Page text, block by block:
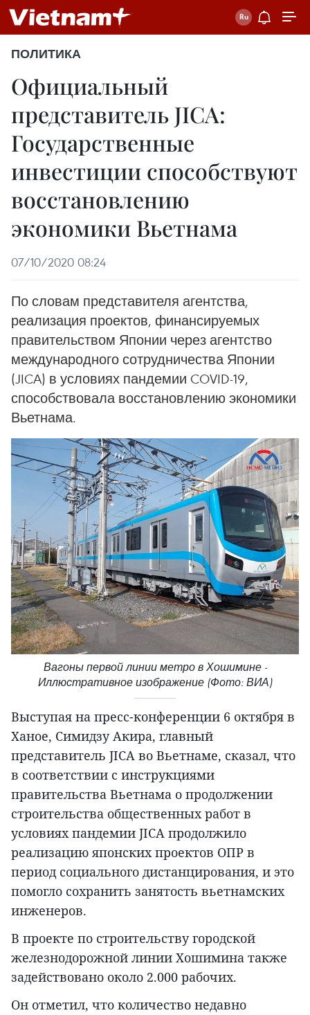
ПОЛИТИКА
Официальный
представитель JICA:
Государственные
инвестиции способствуют
восстановлению
экономики Вьетнама
07/10/2020 08:24
По словам представителя агентства,
реализация проектов, финансируемых
правительством Японии через агентство
международного сотрудничества Японии
(JICA) в условиях пандемии COVID-19,
способствовала восстановлению экономики
Вьетнама.
Вагоны первой линии метро в Хошимине -
Иллюстративное изображение (Фото: ВИА)
Выступая на пресс-конференции 6 октября в
Ханое, Симидзу Акира, главный
представитель JICA во Вьетнаме, сказал, что
в соответствии с инструкциями
правительства Вьетнама о продолжении
строительства общественных работ в
условиях пандемии JICA продолжило
реализацию японских проектов ОПР в
период социального дистанцирования, и это
помогло сохранить занятость вьетнамских
инженеров.
В проекте по строительству городской
железнодорожной линии Хошимина также
задействовано около 2.000 рабочих.
Он отметил, что количество недавно